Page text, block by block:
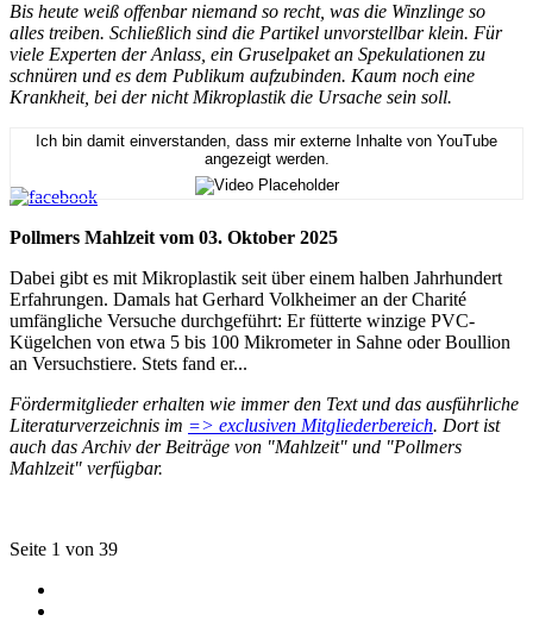
Bis heute weiß offenbar niemand so recht, was die Winzlinge so
alles treiben. Schließlich sind die Partikel unvorstellbar klein. Für
viele Experten der Anlass, ein Gruselpaket an Spekulationen zu
schnüren und es dem Publikum aufzubinden. Kaum noch eine
Krankheit, bei der nicht Mikroplastik die Ursache sein soll.
Ich bin damit einverstanden, dass mir externe Inhalte von YouTube
angezeigt werden.
Pollmers Mahlzeit vom 03. Oktober 2025
Dabei gibt es mit Mikroplastik seit über einem halben Jahrhundert
Erfahrungen. Damals hat Gerhard Volkheimer an der Charité
umfängliche Versuche durchgeführt: Er fütterte winzige PVC-
Kügelchen von etwa 5 bis 100 Mikrometer in Sahne oder Boullion
an Versuchstiere. Stets fand er...
Fördermitglieder erhalten wie immer den Text und das ausführliche
Literaturverzeichnis im => exclusiven Mitgliederbereich. Dort ist
auch das Archiv der Beiträge von "Mahlzeit" und "Pollmers
Mahlzeit" verfügbar.
Seite 1 von 39